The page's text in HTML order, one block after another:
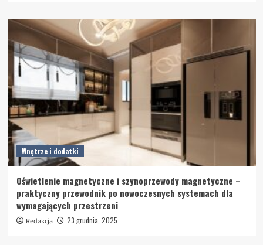
Wnętrze i dodatki
Oświetlenie magnetyczne i szynoprzewody magnetyczne –
praktyczny przewodnik po nowoczesnych systemach dla
wymagających przestrzeni
Redakcja 23 grudnia, 2025